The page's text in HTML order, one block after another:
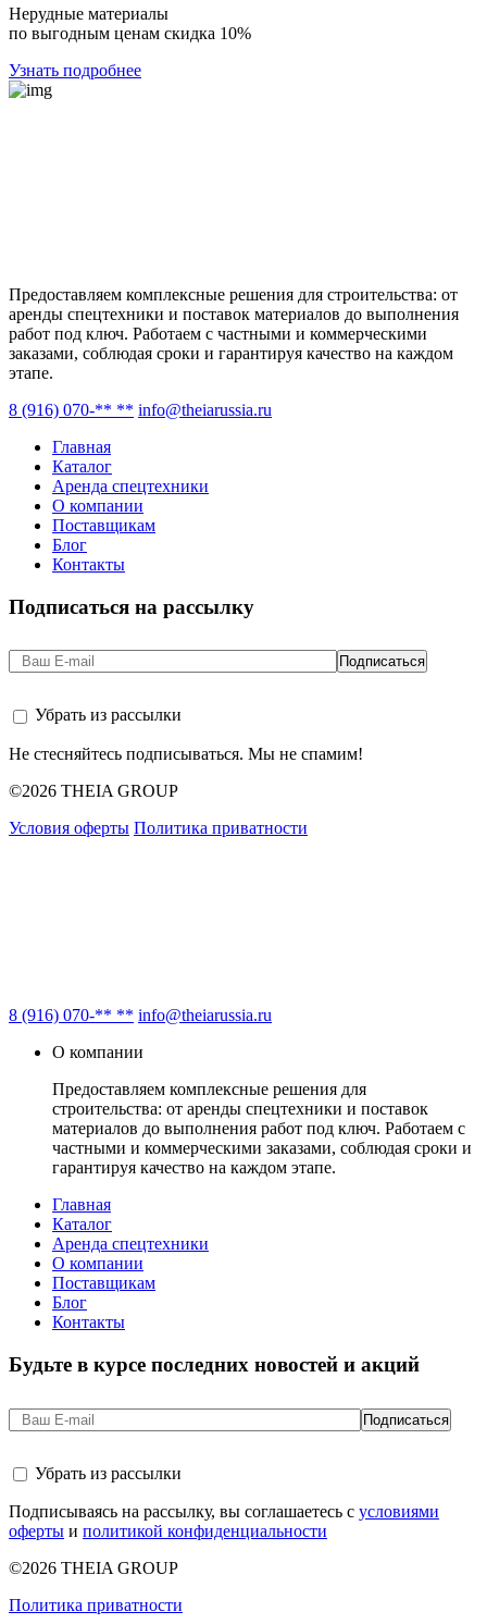
Нерудные материалы
по выгодным ценам скидка 10%
Узнать подробнее
Предоставляем комплексные решения для строительства: от
аренды спецтехники и поставок материалов до выполнения
работ под ключ. Работаем с частными и коммерческими
заказами, соблюдая сроки и гарантируя качество на каждом
этапе.
8 (916) 070-** ** info@theiarussia.ru
Главная
Каталог
Аренда спецтехники
О компании
Поставщикам
Блог
Контакты
Подписаться на рассылку
Убрать из рассылки
Не стесняйтесь подписываться. Мы не спамим!
©2026 THEIA GROUP
Условия оферты Политика приватности
8 (916) 070-** ** info@theiarussia.ru
О компании
Предоставляем комплексные решения для
строительства: от аренды спецтехники и поставок
материалов до выполнения работ под ключ. Работаем с
частными и коммерческими заказами, соблюдая сроки и
гарантируя качество на каждом этапе.
Главная
Каталог
Аренда спецтехники
О компании
Поставщикам
Блог
Контакты
Будьте в курсе последних новостей и акций
Убрать из рассылки
Подписываясь на рассылку, вы соглашаетесь с условиями
оферты и политикой конфиденциальности
©2026 THEIA GROUP
Политика приватности